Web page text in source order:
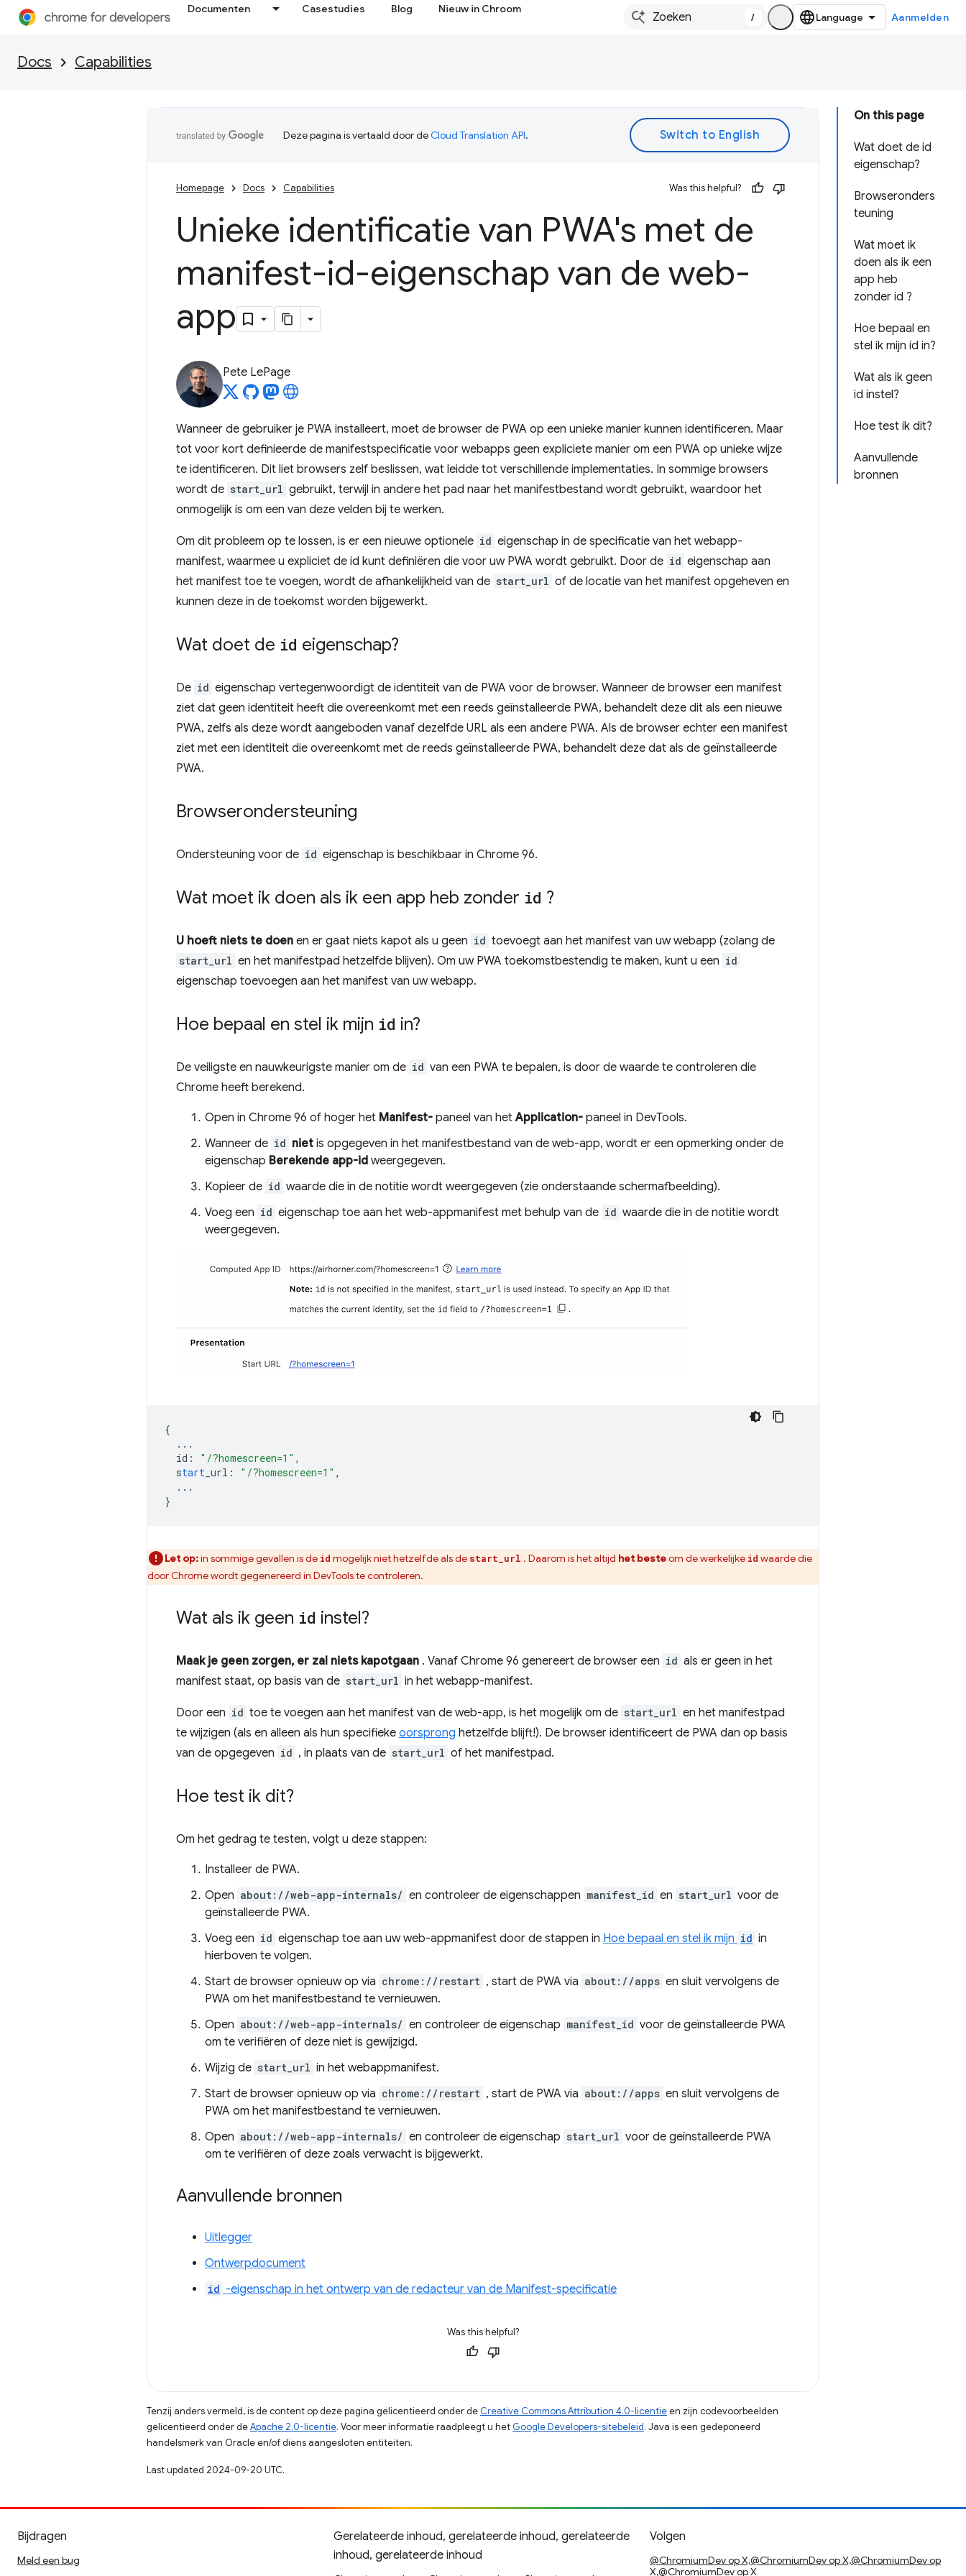
Documenten Casestudies Blog Nieuw in Chroom
/ Aanmelden
Docs Capabilities
On this page
Wat doet de id
eigenschap?
Browseronders
teuning
Wat moet ik
doen als ik een
app heb
zonder id ?
Hoe bepaal en
stel ik mijn id in?
Wat als ik geen
id instel?
Hoe test ik dit?
Aanvullende
bronnen
Deze pagina is vertaald door deCloud Translation API.
Homepage Docs Capabilities Was this helpful?
Unieke identificatie van PWA's met de
manifest-id-eigenschap van de web-
app
Pete LePage
Wanneer de gebruiker je PWA installeert, moet de browser de PWA op een unieke manier kunnen identificeren. Maar
tot voor kort definieerde de manifestspecificatie voor webapps geen expliciete manier om een ​​PWA op unieke wijze
te identificeren. Dit liet browsers zelf beslissen, wat leidde tot verschillende implementaties. In sommige browsers
wordt de start_url gebruikt, terwijl in andere het pad naar het manifestbestand wordt gebruikt, waardoor het
onmogelijk is om een ​​van deze velden bij te werken.
Om dit probleem op te lossen, is er een nieuwe optionele id eigenschap in de specificatie van het webapp-
manifest, waarmee u expliciet de id kunt definiëren die voor uw PWA wordt gebruikt. Door de id eigenschap aan
het manifest toe te voegen, wordt de afhankelijkheid van de start_url of de locatie van het manifest opgeheven en
kunnen deze in de toekomst worden bijgewerkt.
Wat doet de id eigenschap?
De id eigenschap vertegenwoordigt de identiteit van de PWA voor de browser. Wanneer de browser een manifest
ziet dat geen identiteit heeft die overeenkomt met een reeds geïnstalleerde PWA, behandelt deze dit als een nieuwe
PWA, zelfs als deze wordt aangeboden vanaf dezelfde URL als een andere PWA. Als de browser echter een manifest
ziet met een identiteit die overeenkomt met de reeds geïnstalleerde PWA, behandelt deze dat als de geïnstalleerde
PWA.
Browserondersteuning
Ondersteuning voor de id eigenschap is beschikbaar in Chrome 96.
Wat moet ik doen als ik een app heb zonder id ?
U hoeft niets te doen en er gaat niets kapot als u geen id toevoegt aan het manifest van uw webapp (zolang de
start_url en het manifestpad hetzelfde blijven). Om uw PWA toekomstbestendig te maken, kunt u een id
eigenschap toevoegen aan het manifest van uw webapp.
Hoe bepaal en stel ik mijn id in?
De veiligste en nauwkeurigste manier om de id van een PWA te bepalen, is door de waarde te controleren die
Chrome heeft berekend.
Open in Chrome 96 of hoger het Manifest- paneel van hetApplication- paneel in DevTools.
Wanneer de id niet is opgegeven in het manifestbestand van de web-app, wordt er een opmerking onder de
eigenschap Berekende app-id weergegeven.
Kopieer de id waarde die in de notitie wordt weergegeven (zie onderstaande schermafbeelding).
Voeg een id eigenschap toe aan het web-appmanifest met behulp van de id waarde die in de notitie wordt
weergegeven.
{
...
id : "/?homescreen=1" ,
start _url : "/?homescreen=1" ,
...
}
Let op:in sommige gevallen is de id mogelijk niet hetzelfde als de start_url . Daarom is het altijd het besteom de werkelijke id waarde die
door Chrome wordt gegenereerd in DevTools te controleren.
Wat als ik geen id instel?
Maak je geen zorgen, er zal niets kapotgaan . Vanaf Chrome 96 genereert de browser een id als er geen in het
manifest staat, op basis van de start_url in het webapp-manifest.
Door een id toe te voegen aan het manifest van de web-app, is het mogelijk om de start_url en het manifestpad
te wijzigen (als en alleen als hun specifieke oorsprong hetzelfde blijft!). De browser identificeert de PWA dan op basis
van de opgegeven id , in plaats van de start_url of het manifestpad.
Hoe test ik dit?
Om het gedrag te testen, volgt u deze stappen:
Installeer de PWA.
Open about://web-app-internals/ en controleer de eigenschappen manifest_id en start_url voor de
geïnstalleerde PWA.
Voeg een id eigenschap toe aan uw web-appmanifest door de stappen in Hoe bepaal en stel ik mijn id in
hierboven te volgen.
Start de browser opnieuw op via chrome://restart , start de PWA via about://apps en sluit vervolgens de
PWA om het manifestbestand te vernieuwen.
Open about://web-app-internals/ en controleer de eigenschap manifest_id voor de geïnstalleerde PWA
om te verifiëren of deze niet is gewijzigd.
Wijzig de start_url in het webappmanifest.
Start de browser opnieuw op via chrome://restart , start de PWA via about://apps en sluit vervolgens de
PWA om het manifestbestand te vernieuwen.
Open about://web-app-internals/ en controleer de eigenschap start_url voor de geïnstalleerde PWA
om te verifiëren of deze zoals verwacht is bijgewerkt.
Aanvullende bronnen
Uitlegger
Ontwerpdocument
id -eigenschap in het ontwerp van de redacteur van de Manifest-specificatie
Was this helpful?
Tenzij anders vermeld, is de content op deze pagina gelicentieerd onder de Creative Commons Attribution 4.0-licentieen zijn codevoorbeelden
gelicentieerd onder deApache 2.0-licentie. Voor meer informatie raadpleegt u het Google Developers-sitebeleid. Java is een gedeponeerd
handelsmerk van Oracle en/of diens aangesloten entiteiten.
Last updated 2024-09-20 UTC.
Bijdragen
Meld een bug
Gerelateerde inhoud, gerelateerde inhoud, gerelateerde
inhoud, gerelateerde inhoud
Volgen
@ChromiumDev op X,@ChromiumDev op X,@ChromiumDev op
X,@ChromiumDev op X